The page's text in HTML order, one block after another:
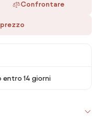
Confrontare
14 giorni